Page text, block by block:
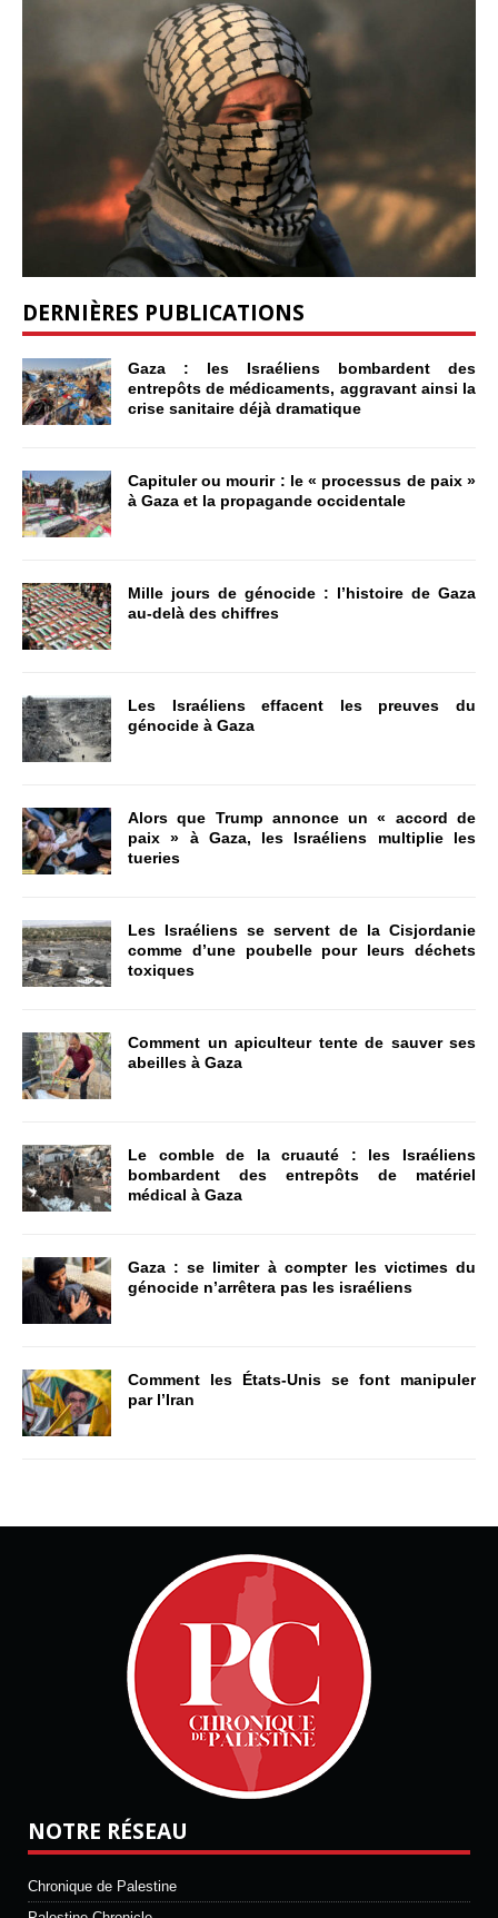
DERNIÈRES PUBLICATIONS
Gaza : les Israéliens bombardent des
entrepôts de médicaments, aggravant ainsi la
crise sanitaire déjà dramatique
Capituler ou mourir : le « processus de paix »
à Gaza et la propagande occidentale
Mille jours de génocide : l’histoire de Gaza
au-delà des chiffres
Les Israéliens effacent les preuves du
génocide à Gaza
Alors que Trump annonce un « accord de
paix » à Gaza, les Israéliens multiplie les
tueries
Les Israéliens se servent de la Cisjordanie
comme d’une poubelle pour leurs déchets
toxiques
Comment un apiculteur tente de sauver ses
abeilles à Gaza
Le comble de la cruauté : les Israéliens
bombardent des entrepôts de matériel
médical à Gaza
Gaza : se limiter à compter les victimes du
génocide n’arrêtera pas les israéliens
Comment les États-Unis se font manipuler
par l’Iran
NOTRE RÉSEAU
Chronique de Palestine